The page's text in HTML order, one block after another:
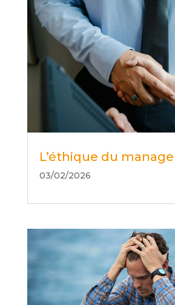
L’éthique du
03/02/2026